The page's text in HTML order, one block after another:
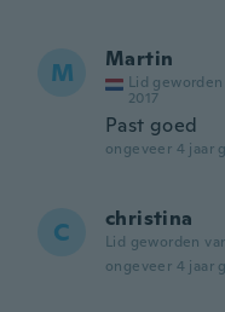
M Martin
Lid geworden
2017
Past goed
ongeveer 4 jaar
C christina
Lid geworden
ongeveer 4 jaar